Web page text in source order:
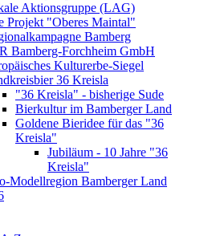
Aktionsgruppe (LAG)
Projekt "Oberes Maintal"
Bamberg
Bamberg-Forchheim GmbH
Kulturerbe-Siegel
36 Kreisla
"36 Kreisla" - bisherige Sude
Bierkultur im Bamberger Land
Goldene Bieridee für das "36
Kreisla"
Jubiläum - 10 Jahre "36
Kreisla"
Modellregion Bamberger Land